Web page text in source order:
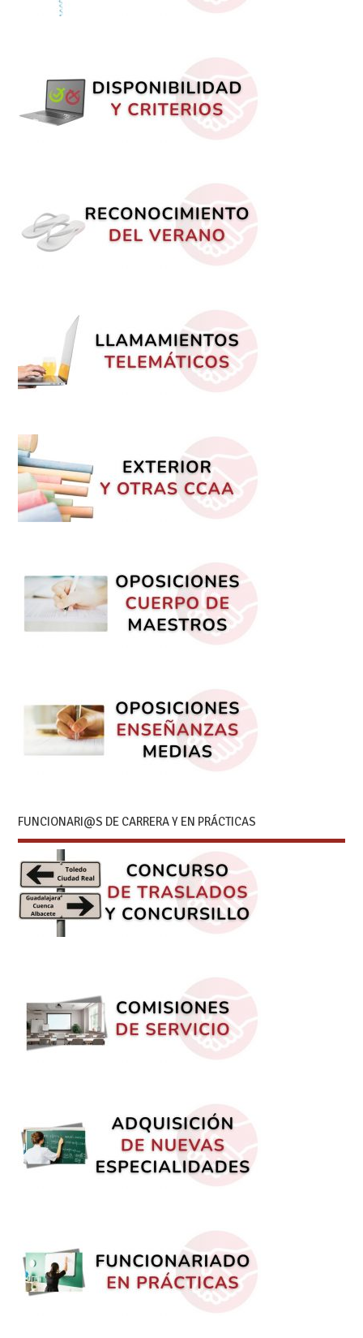
FUNCIONARI@S DE CARRERA Y EN PRÁCTICAS